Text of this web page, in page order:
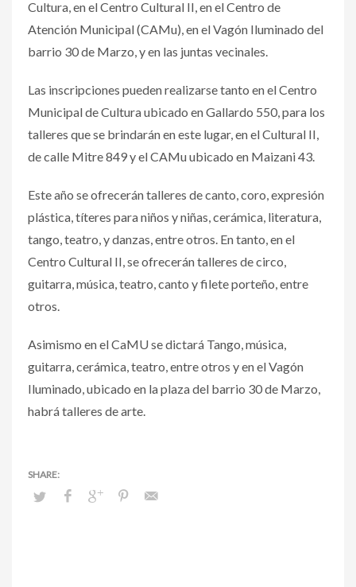
Cultura, en el Centro Cultural II, en el Centro de
Atención Municipal (CAMu), en el Vagón Iluminado del
barrio 30 de Marzo, y en las juntas vecinales.
Las inscripciones pueden realizarse tanto en el Centro
Municipal de Cultura ubicado en Gallardo 550, para los
talleres que se brindarán en este lugar, en el Cultural II,
de calle Mitre 849 y el CAMu ubicado en Maizani 43.
Este año se ofrecerán talleres de canto, coro, expresión
plástica, títeres para niños y niñas, cerámica, literatura,
tango, teatro, y danzas, entre otros. En tanto, en el
Centro Cultural II, se ofrecerán talleres de circo,
guitarra, música, teatro, canto y filete porteño, entre
otros.
Asimismo en el CaMU se dictará Tango, música,
guitarra, cerámica, teatro, entre otros y en el Vagón
Iluminado, ubicado en la plaza del barrio 30 de Marzo,
habrá talleres de arte.